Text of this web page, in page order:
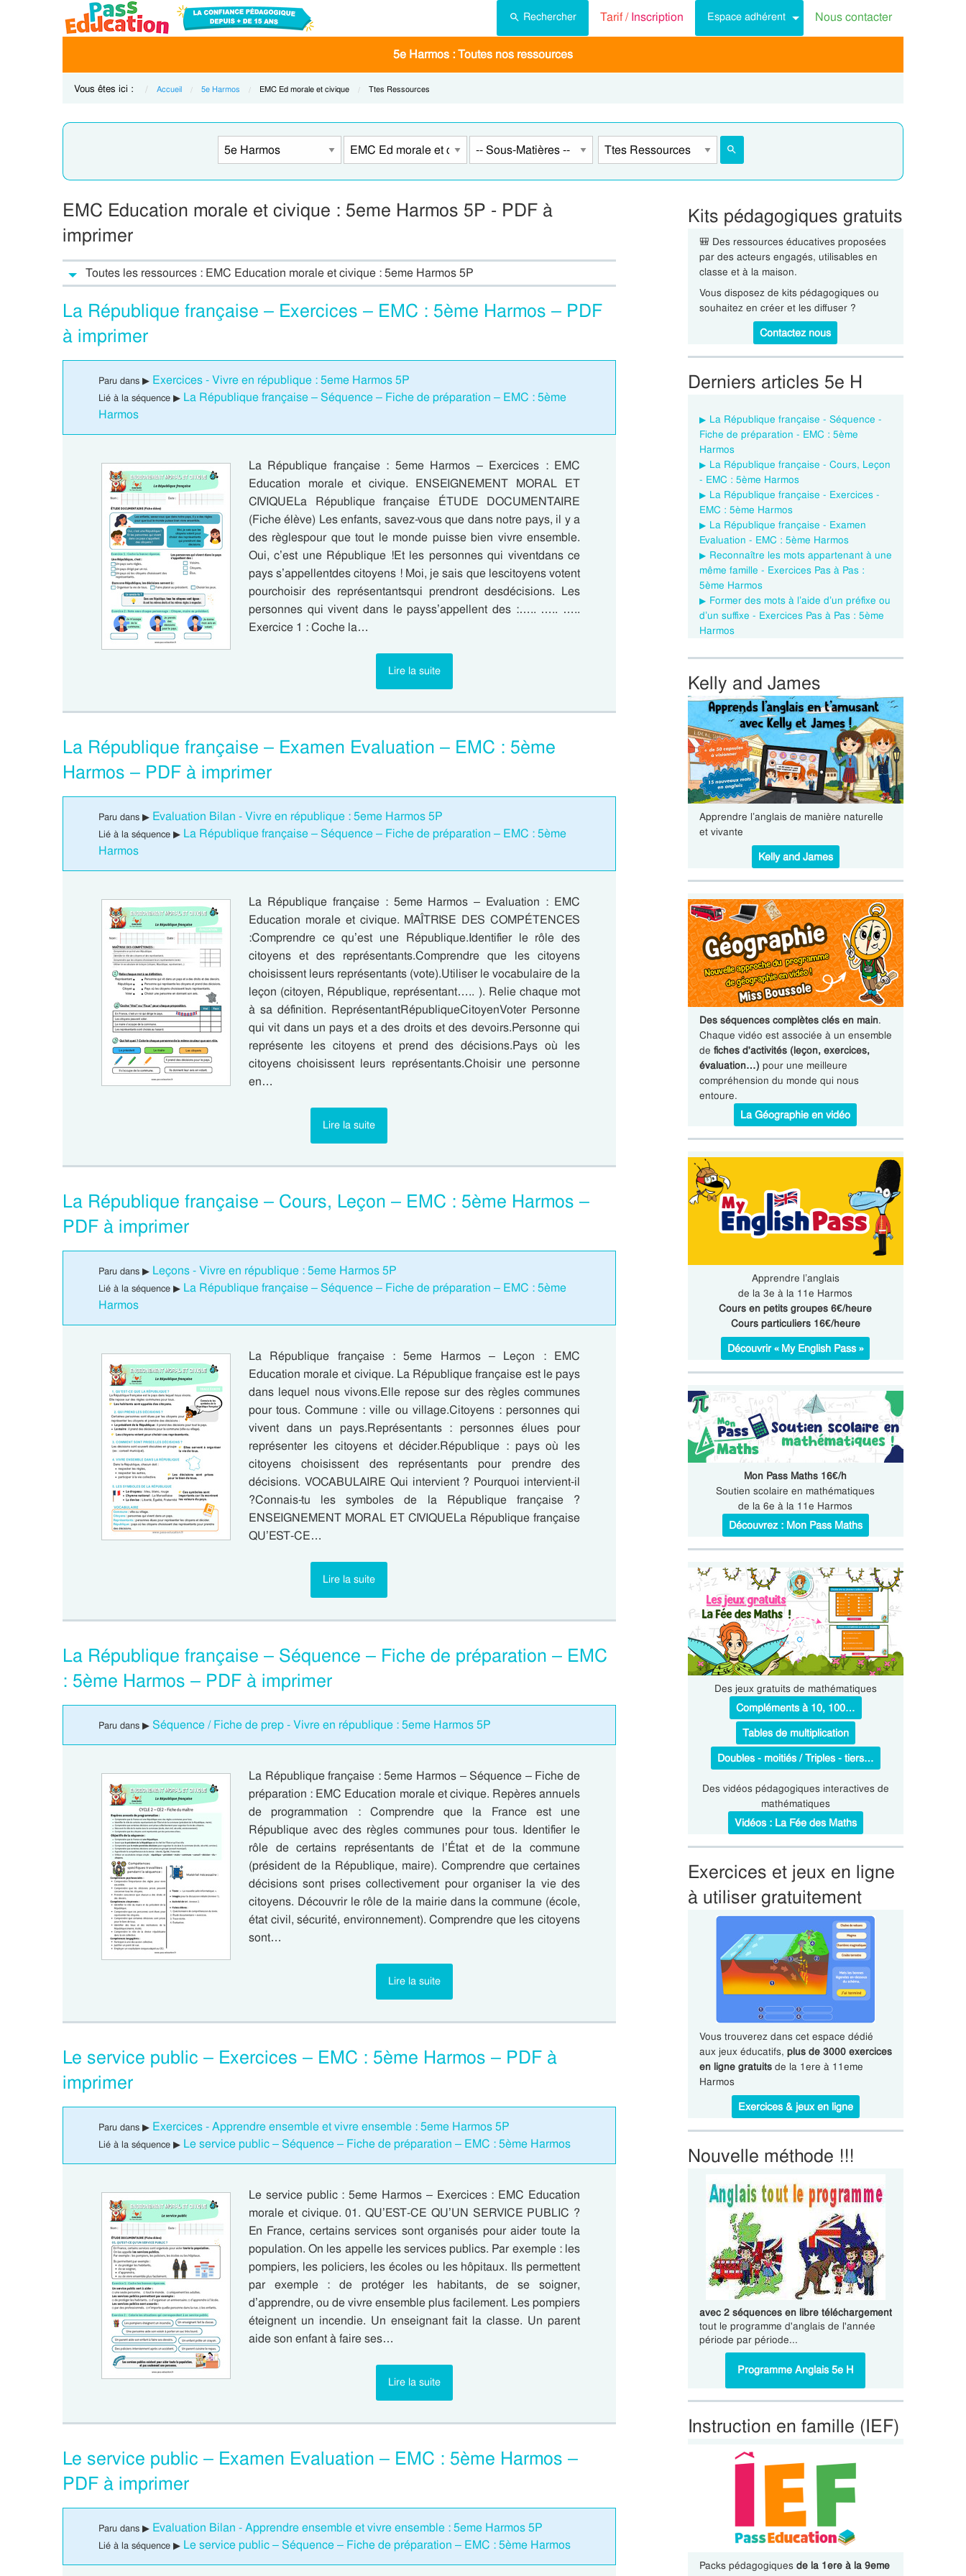
Rechercher Tarif /Inscription Espace adhérent Nous contacter
5e Harmos : Toutes nos ressources
Vous êtes ici : Accueil 5e Harmos Current:
EMC Ed morale et civique Current:
Ttes Ressources
EMC Education morale et civique : 5eme Harmos 5P - PDF à
imprimer
Toutes les ressources : EMC Education morale et civique : 5eme Harmos 5P
La République française – Exercices – EMC : 5ème Harmos – PDF
à imprimer
Paru dans ▶ Exercices - Vivre en république : 5eme Harmos 5P
Lié à la séquence ▶ La République française – Séquence – Fiche de préparation – EMC : 5ème
Harmos
La République française : 5eme Harmos – Exercices : EMC
Education morale et civique. ENSEIGNEMENT MORAL ET
CIVIQUELa République française ÉTUDE DOCUMENTAIRE
(Fiche élève) Les enfants, savez-vous que dans notre pays, il y a
des règlespour que tout le monde puisse bien vivre ensemble.
Oui, c’est une République !Et les personnes qui viventdans ce
pays s’appellentdes citoyens ! Moi, je sais que lescitoyens votent
pourchoisir des représentantsqui prendront desdécisions. Les
personnes qui vivent dans le payss’appellent des :….. ….. …..
Exercice 1 : Coche la…
Lire la suite
La République française – Examen Evaluation – EMC : 5ème
Harmos – PDF à imprimer
Paru dans ▶ Evaluation Bilan - Vivre en république : 5eme Harmos 5P
Lié à la séquence ▶ La République française – Séquence – Fiche de préparation – EMC : 5ème
Harmos
La République française : 5eme Harmos – Evaluation : EMC
Education morale et civique. MAÎTRISE DES COMPÉTENCES
:Comprendre ce qu’est une République.Identifier le rôle des
citoyens et des représentants.Comprendre que les citoyens
choisissent leurs représentants (vote).Utiliser le vocabulaire de la
leçon (citoyen, République, représentant….. ). Relie chaque mot
à sa définition. ReprésentantRépubliqueCitoyenVoter Personne
qui vit dans un pays et a des droits et des devoirs.Personne qui
représente les citoyens et prend des décisions.Pays où les
citoyens choisissent leurs représentants.Choisir une personne
en…
Lire la suite
La République française – Cours, Leçon – EMC : 5ème Harmos –
PDF à imprimer
Paru dans ▶ Leçons - Vivre en république : 5eme Harmos 5P
Lié à la séquence ▶ La République française – Séquence – Fiche de préparation – EMC : 5ème
Harmos
La République française : 5eme Harmos – Leçon : EMC
Education morale et civique. La République française est le pays
dans lequel nous vivons.Elle repose sur des règles communes
pour tous. Commune : ville ou village.Citoyens : personnes qui
vivent dans un pays.Représentants : personnes élues pour
représenter les citoyens et décider.République : pays où les
citoyens choisissent des représentants pour prendre des
décisions. VOCABULAIRE Qui intervient ? Pourquoi intervient-il
?Connais-tu les symboles de la République française ?
ENSEIGNEMENT MORAL ET CIVIQUELa République française
QU’EST-CE…
Lire la suite
La République française – Séquence – Fiche de préparation – EMC
: 5ème Harmos – PDF à imprimer
Paru dans ▶ Séquence / Fiche de prep - Vivre en république : 5eme Harmos 5P
La République française : 5eme Harmos – Séquence – Fiche de
préparation : EMC Education morale et civique. Repères annuels
de programmation : Comprendre que la France est une
République avec des règles communes pour tous. Identifier le
rôle de certains représentants de l’État et de la commune
(président de la République, maire). Comprendre que certaines
décisions sont prises collectivement pour organiser la vie des
citoyens. Découvrir le rôle de la mairie dans la commune (école,
état civil, sécurité, environnement). Comprendre que les citoyens
sont…
Lire la suite
Le service public – Exercices – EMC : 5ème Harmos – PDF à
imprimer
Paru dans ▶ Exercices - Apprendre ensemble et vivre ensemble : 5eme Harmos 5P
Lié à la séquence ▶ Le service public – Séquence – Fiche de préparation – EMC : 5ème Harmos
Le service public : 5eme Harmos – Exercices : EMC Education
morale et civique. 01. QU’EST-CE QU’UN SERVICE PUBLIC ?
En France, certains services sont organisés pour aider toute la
population. On les appelle les services publics. Par exemple : les
pompiers, les policiers, les écoles ou les hôpitaux. Ils permettent
par exemple : de protéger les habitants, de se soigner,
d’apprendre, ou de vivre ensemble plus facilement. Les pompiers
éteignent un incendie. Un enseignant fait la classe. Un parent
aide son enfant à faire ses…
Lire la suite
Le service public – Examen Evaluation – EMC : 5ème Harmos –
PDF à imprimer
Paru dans ▶ Evaluation Bilan - Apprendre ensemble et vivre ensemble : 5eme Harmos 5P
Lié à la séquence ▶ Le service public – Séquence – Fiche de préparation – EMC : 5ème Harmos
Kits pédagogiques gratuits
🎒 Des ressources éducatives proposées
par des acteurs engagés, utilisables en
classe et à la maison.
Vous disposez de kits pédagogiques ou
souhaitez en créer et les diffuser ?
Contactez nous
Derniers articles 5e H
La République française - Séquence -
Fiche de préparation - EMC : 5ème
Harmos
La République française - Cours, Leçon
- EMC : 5ème Harmos
La République française - Exercices -
EMC : 5ème Harmos
La République française - Examen
Evaluation - EMC : 5ème Harmos
Reconnaître les mots appartenant à une
même famille - Exercices Pas à Pas :
5ème Harmos
Former des mots à l’aide d’un préfixe ou
d’un suffixe - Exercices Pas à Pas : 5ème
Harmos
Kelly and James
Apprendre l’anglais de manière naturelle
et vivante
Kelly and James
Des séquences complètes clés en main.
Chaque vidéo est associée à un ensemble
de fiches d'activités (leçon, exercices,
évaluation…) pour une meilleure
compréhension du monde qui nous
entoure.
La Géographie en vidéo
Apprendre l’anglais
de la 3e à la 11e Harmos
Cours en petits groupes 6€/heure
Cours particuliers 16€/heure
Découvrir « My English Pass »
Mon Pass Maths 16€/h
Soutien scolaire en mathématiques
de la 6e à la 11e Harmos
Découvrez : Mon Pass Maths
Des jeux gratuits de mathématiques
Compléments à 10, 100…
Tables de multiplication
Doubles - moitiés / Triples - tiers…
Des vidéos pédagogiques interactives de
mathématiques
Vidéos : La Fée des Maths
Exercices et jeux en ligne
à utiliser gratuitement
Vous trouverez dans cet espace dédié
aux jeux éducatifs, plus de 3000 exercices
en ligne gratuitsde la 1ere à 11eme
Harmos
Exercices & jeux en ligne
Nouvelle méthode !!!
avec 2 séquences en libre téléchargement
tout le programme d'anglais de l'année
période par période...
Programme Anglais 5e H
Instruction en famille (IEF)
Packs pédagogiques de la 1ere à la 9eme